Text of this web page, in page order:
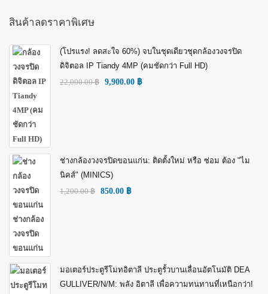
สินค้าลดราคาพิเศษ
(โปรแรง! ลดสะใจ 60%) จบในชุดเดียวชุดกล้องวงจรปิด
ดิจิตอล IP Tiandy 4MP (คมชัดกว่า Full HD)
22,000.00฿ 9,900.00 ฿
ช่างกล้องวงจรปิดขอนแก่น: ติดตั้งใหม่ หรือ ซ่อม ต้อง "ไม
นิคส์" (MINICS)
1,200.00฿ 850.00 ฿
มอเตอร์ประตูรีโมทอิตาลี ประตูรั้วบานเลื่อนอัตโนมัติ DEA
GULLIVER/N/M: พลัง อิตาลี เพื่อความทนทานที่เหนือกว่า!